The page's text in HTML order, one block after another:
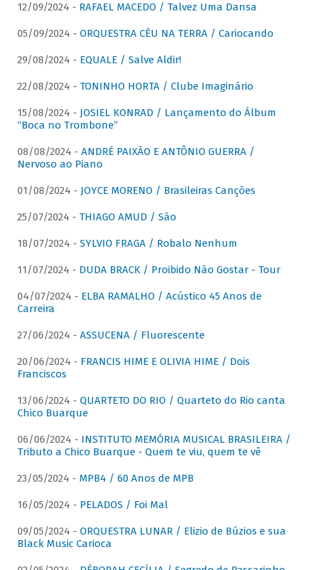
12/09/2024 - RAFAEL MACEDO / Talvez Uma Dansa
05/09/2024 - ORQUESTRA CÉU NA TERRA / Cariocando
29/08/2024 - EQUALE / Salve Aldir!
22/08/2024 - TONINHO HORTA / Clube Imaginário
15/08/2024 - JOSIEL KONRAD / Lançamento do Álbum
“Boca no Trombone”
08/08/2024 - ANDRÉ PAIXÃO E ANTÔNIO GUERRA /
Nervoso ao Piano
01/08/2024 - JOYCE MORENO / Brasileiras Canções
25/07/2024 - THIAGO AMUD / São
18/07/2024 - SYLVIO FRAGA / Robalo Nenhum
11/07/2024 - DUDA BRACK / Proibido Não Gostar - Tour
04/07/2024 - ELBA RAMALHO / Acústico 45 Anos de
Carreira
27/06/2024 - ASSUCENA / Fluorescente
20/06/2024 - FRANCIS HIME E OLIVIA HIME / Dois
Franciscos
13/06/2024 - QUARTETO DO RIO / Quarteto do Rio canta
Chico Buarque
06/06/2024 - INSTITUTO MEMÓRIA MUSICAL BRASILEIRA /
Tributo a Chico Buarque - Quem te viu, quem te vê
23/05/2024 - MPB4 / 60 Anos de MPB
16/05/2024 - PELADOS / Foi Mal
09/05/2024 - ORQUESTRA LUNAR / Elizio de Búzios e sua
Black Music Carioca